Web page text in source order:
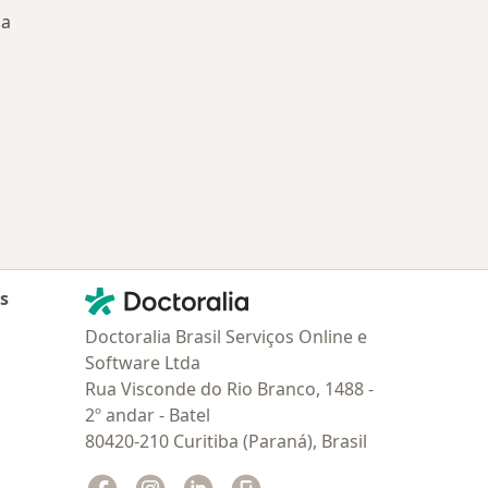
Contato
Doctoralia - Homepage
Doctoralia Brasil Serviços Online e
Software Ltda
Rua Visconde do Rio Branco, 1488 -
2º andar - Batel
80420-210 Curitiba (Paraná), Brasil